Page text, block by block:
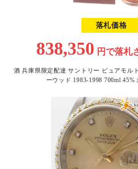
落札価格
838,350 円で落札
酒 兵庫県限定配達 サントリー ピュアモル
ーウッド 1983-1998 700ml 45%